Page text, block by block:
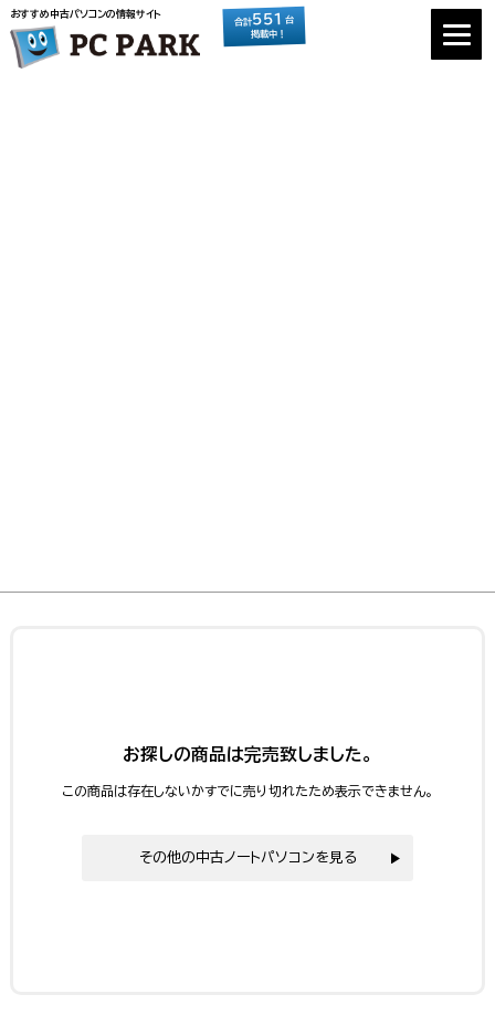
おすすめ中古パソコンの情報サイト
合計551 台
掲載中！
お探しの商品は完売致しました。
この商品は存在しないかすでに売り切れたため表示できません。
その他の中古ノートパソコンを見る